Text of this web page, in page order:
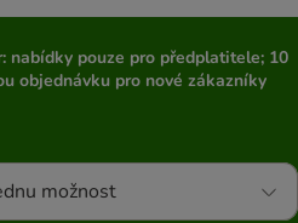
nabídky pouze pro předplatitele; 10
objednávku pro nové zákazníky
možnost